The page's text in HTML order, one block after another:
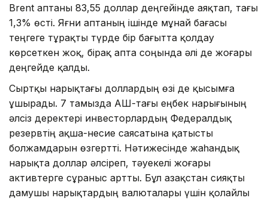
Brent аптаны 83,55 доллар деңгейінде аяқтап, тағы
1,3% өсті. Яғни аптаның ішінде мұнай бағасы
теңгеге тұрақты түрде бір бағытта қолдау
көрсеткен жоқ, бірақ апта соңында әлі де жоғары
деңгейде қалды.
Сыртқы нарықтағы доллардың өзі де қысымға
ұшырады. 7 тамызда АҚШ-тағы еңбек нарығының
әлсіз деректері инвесторлардың Федералдық
резервтің ақша-несие саясатына қатысты
болжамдарын өзгертті. Нәтижесінде жаһандық
нарықта доллар әлсіреп, тәуекелі жоғары
активтерге сұраныс артты. Бұл Қазақстан сияқты
дамушы нарықтардың валюталары үшін қолайлы